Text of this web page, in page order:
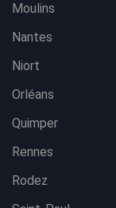
Moulins
Nantes
Niort
Orléans
Quimper
Rennes
Rodez